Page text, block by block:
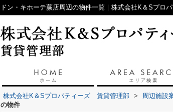
ドン・キホーテ蕨店周辺の物件一覧｜株式会社K＆Sプロ
株式会社K＆Sプロパティーズ 賃貸管理部 > 周辺施設
の物件